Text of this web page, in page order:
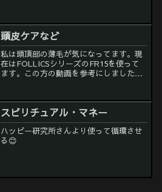
しょうか。そして、TVではほとんど報道
されてないようですね。【消...
頭皮ケアなど
私は頭頂部の薄毛が気になってます。現
在はFOLLICSシリーズのFR15を使って
ます。この方の動画を参考にしました。
こちらで購入できますが輸入品のた...
スピリチュアル・マネー
ハッピー研究所さんより使って循環させ
る😊